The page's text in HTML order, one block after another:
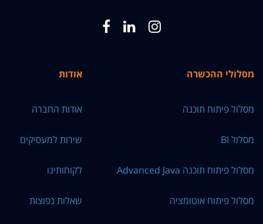
מסלולי ההכשרה
מסלול פיתוח תוכנה
מסלול BI
מסלול פיתוח תוכנה Advanced Java
מסלול פיתוח אוטומציה
אודות
אודות החברה
שירות למעסיקים
לקוחותינו
שאלות נפוצות